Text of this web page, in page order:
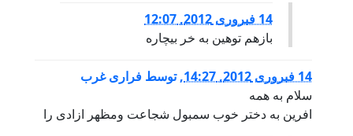
14 فبروری 2012, 12:07
بازهم توهین به خر بیچاره
14 فبروری 2012, 14:27 ,توسط فراری غرب
سلام به همه
افرین به دختر خوب سمبول شجاعت ومظهر ازادی را